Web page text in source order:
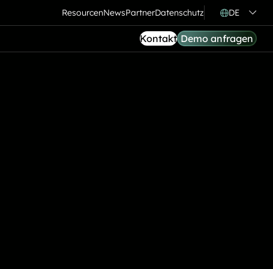
Kontakt Demo anfragen
ResourcenNewsPartnerDatenschutz DE